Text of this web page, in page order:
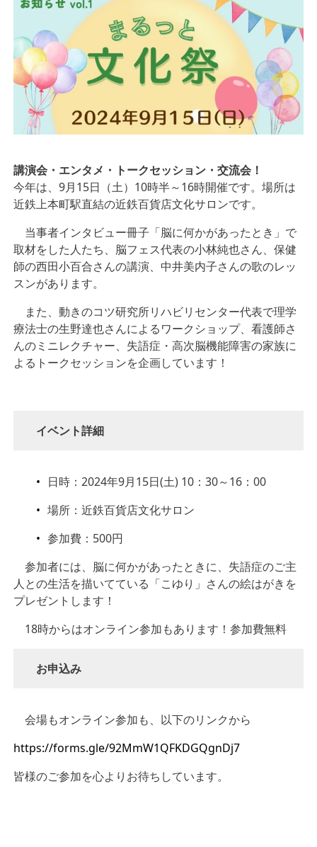
講演会・エンタメ・トークセッション・交流会！
今年は、9月15日（土）10時半～16時開催です。場所は
近鉄上本町駅直結の近鉄百貨店文化サロンです。
当事者インタビュー冊子「脳に何かがあったとき」で
取材をした人たち、脳フェス代表の小林純也さん、保健
師の西田小百合さんの講演、中井美内子さんの歌のレッ
スンがあります。
また、動きのコツ研究所リハビリセンター代表で理学
療法士の生野達也さんによるワークショップ、看護師さ
んのミニレクチャー、失語症・高次脳機能障害の家族に
よるトークセッションを企画しています！
イベント詳細
日時：2024年9月15日(土) 10：30～16：00
場所：近鉄百貨店文化サロン
参加費：500円
参加者には、脳に何かがあったときに、失語症のご主
人との生活を描いてている「こゆり」さんの絵はがきを
プレゼントします！
18時からはオンライン参加もあります！参加費無料
お申込み
会場もオンライン参加も、以下のリンクから
https://forms.gle/92MmW1QFKDGQgnDj7
皆様のご参加を心よりお待ちしています。